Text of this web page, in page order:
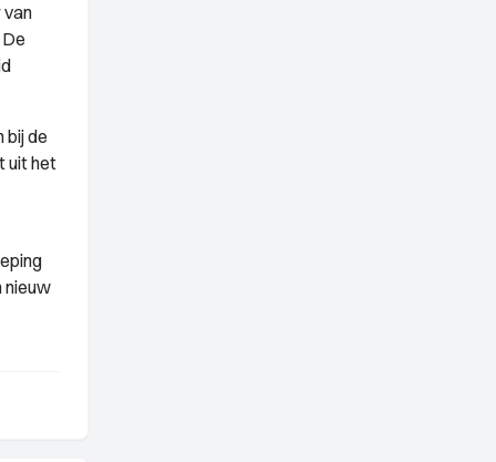
van
bij de
uit het
nieuw